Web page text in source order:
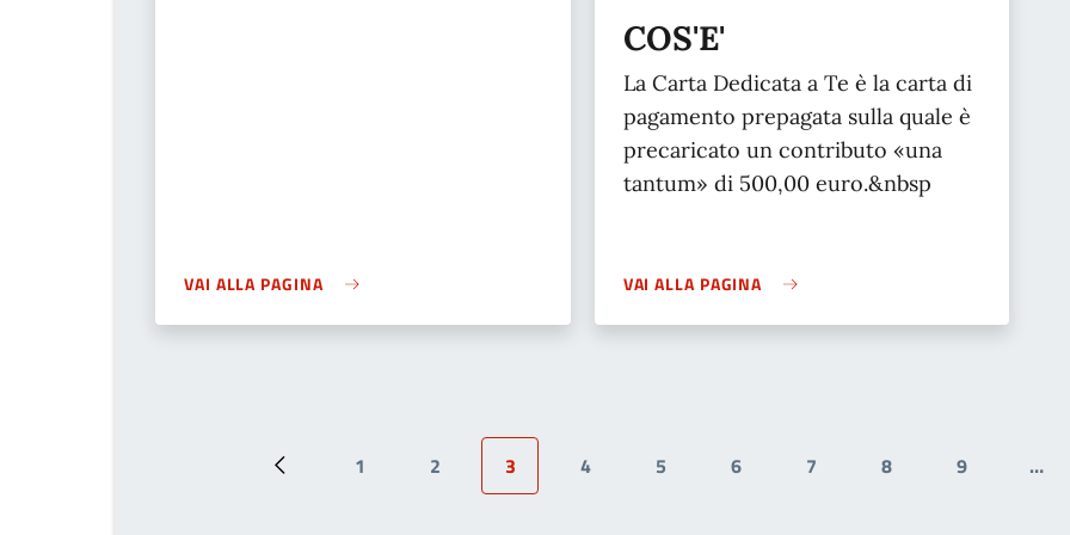
VAI ALLA PAGINA
COS'E'
La Carta Dedicata a Te è la carta di
pagamento prepagata sulla quale è
precaricato un contributo «una
tantum» di 500,00 euro.&nbsp
VAI ALLA PAGINA
Pagina precedente
Page
1
Page
2
Pagina attuale
3
Page
4
Page
5
Page
6
Page
7
Page
8
Page
9 …